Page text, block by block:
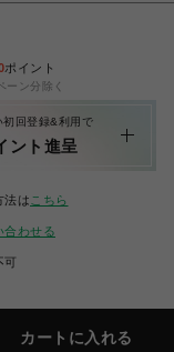
ポイント
ーン分除く
初回登録&利用で
ント進呈
法は こちら
合わせる
可
カートに入れる